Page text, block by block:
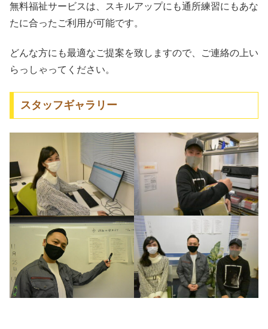
無料福祉サービスは、スキルアップにも通所練習にもあな
たに合ったご利用が可能です。
どんな方にも最適なご提案を致しますので、ご連絡の上い
らっしゃってください。
スタッフギャラリー